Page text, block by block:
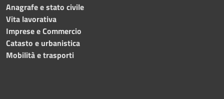
Anagrafe e stato civile
Vita lavorativa
Imprese e Commercio
Catasto e urbanistica
Mobilità e trasporti